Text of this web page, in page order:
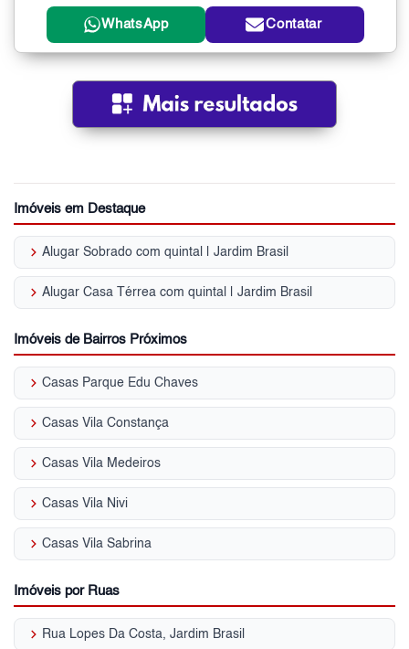
WhatsApp Contatar
Imóveis em Destaque
keyboard_arrow_right Alugar Sobrado com quintal | Jardim Brasil
keyboard_arrow_right Alugar Casa Térrea com quintal | Jardim Brasil
Imóveis de Bairros Próximos
keyboard_arrow_right Casas Parque Edu Chaves
keyboard_arrow_right Casas Vila Constança
keyboard_arrow_right Casas Vila Medeiros
keyboard_arrow_right Casas Vila Nivi
keyboard_arrow_right Casas Vila Sabrina
Imóveis por Ruas
keyboard_arrow_right Rua Lopes Da Costa, Jardim Brasil